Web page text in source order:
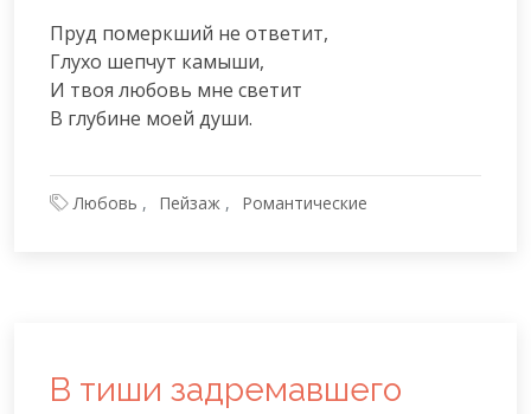
Пруд померкший не ответит,
Глухо шепчут камыши,
И твоя любовь мне светит
В глубине моей души.
Любовь Пейзаж Романтические
В тиши задремавшего